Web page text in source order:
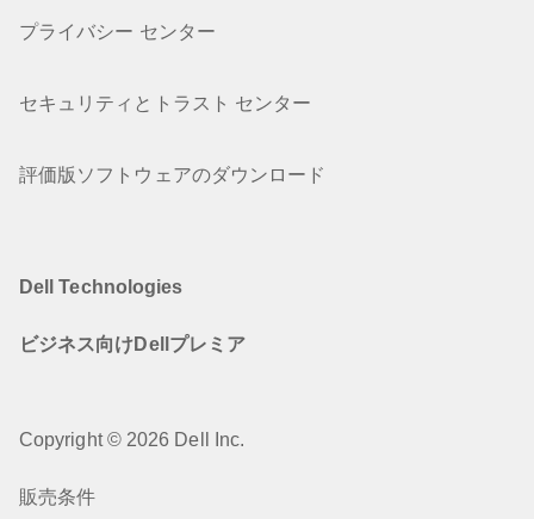
プライバシー センター
セキュリティとトラスト センター
評価版ソフトウェアのダウンロード
Dell Technologies
ビジネス向けDellプレミア
Copyright © 2026 Dell Inc.
販売条件